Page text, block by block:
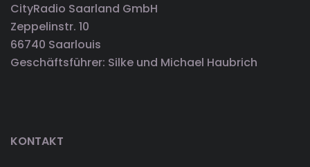
CityRadio Saarland GmbH
Zeppelinstr. 10
66740 Saarlouis
Geschäftsführer: Silke und Michael Haubrich
KONTAKT